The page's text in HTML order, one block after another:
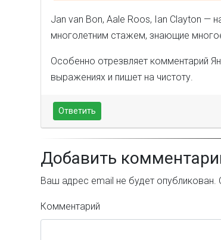
Jan van Bon, Aale Roos, Ian Clayton —
многолетним стажем, знающие
Особенно отрезвляет комментарий
выражениях и пишет на чистоту.
Ответить
Добавить
Ваш адрес email не будет опубликован.
Комментарий